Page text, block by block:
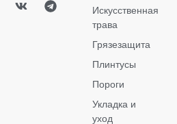
Искусственная
трава
Грязезащита
Плинтусы
Пороги
Укладка и
уход